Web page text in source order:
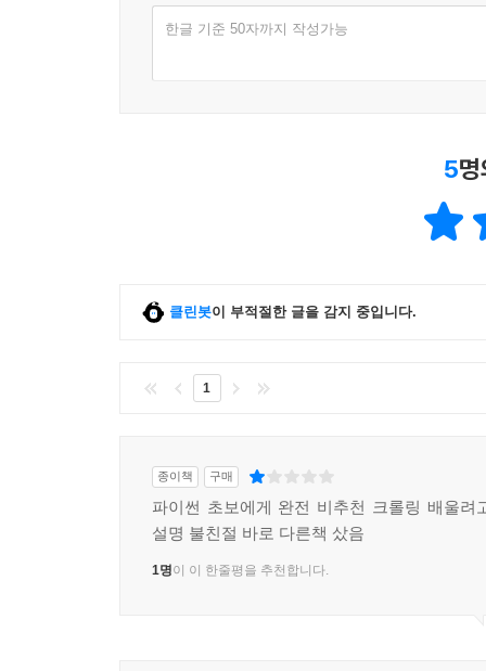
한글 기준 50자까지 작성가능
5
클린봇이 부적절한 글을 감지 중입니다.
1
종이책 구매
파이썬 초보에게 완전 비추천 크롤링 배울려
설명 불친절 바로 다른책 샀음
1명이 이 한줄평을 추천합니다.